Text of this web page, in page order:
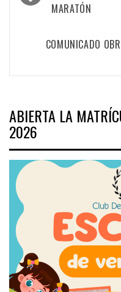
entradas
MARATÓN
COMUNICADO
ABIERTA LA
2026